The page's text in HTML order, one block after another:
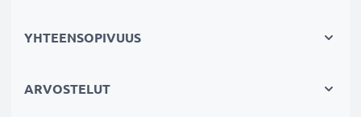
✔ Nopea tiedonsiirto - tiedonsiirtokaapeli uusimmalla
✔ Yhteensopiva myös aiempien USB-versioiden
YHTEENSOPIVUUS
ARVOSTELUT